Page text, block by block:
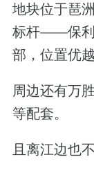
地块位于琶
标杆——保利
部，位置优越
周边还有万
等配套。
且离江边也